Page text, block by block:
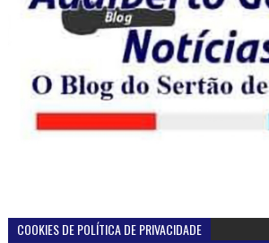
COOKIES DE POLÍTICA DE PRIVACIDADE